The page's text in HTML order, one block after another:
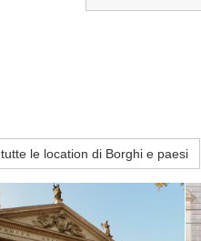
le location di Borghi e paesi